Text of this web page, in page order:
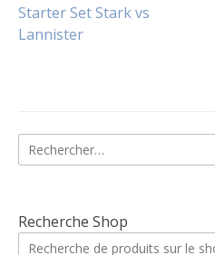
Navigation
Starter Set Stark vs
Lannister
Rechercher :
Recherche Shop